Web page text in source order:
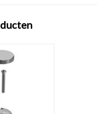
toiletzitting